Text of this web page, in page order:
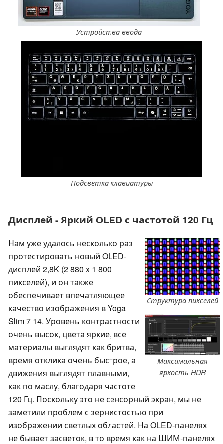
Устройства ввода
Подсветка клавиатуры
Дисплей - Яркий OLED с частотой 120 Гц
Структура пикселей
Максимальная
яркость HDR
Нам уже удалось несколько раз
протестировать новый OLED-
дисплей 2,8K (2 880 x 1 800
пикселей), и он также
обеспечивает впечатляющее
качество изображения в Yoga
Slim 7 14. Уровень контрастности
очень высок, цвета яркие, все
материалы выглядят как бритва,
время отклика очень быстрое, а
движения выглядят плавными,
как по маслу, благодаря частоте
120 Гц. Поскольку это не сенсорный экран, мы не
заметили проблем с зернистостью при
изображении светлых областей. На OLED-панелях
не бывает засветок, в то время как на ШИМ-панелях